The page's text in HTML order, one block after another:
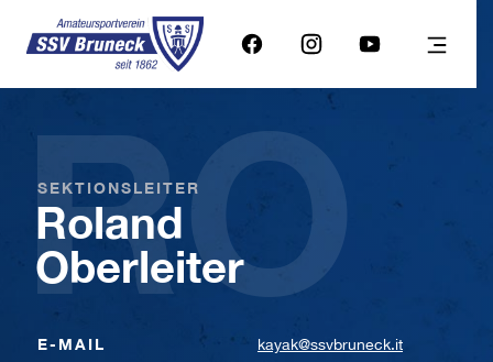
SEKTIONSLEITER
Roland
Oberleiter
E-MAIL kayak@ssvbruneck.it
RO